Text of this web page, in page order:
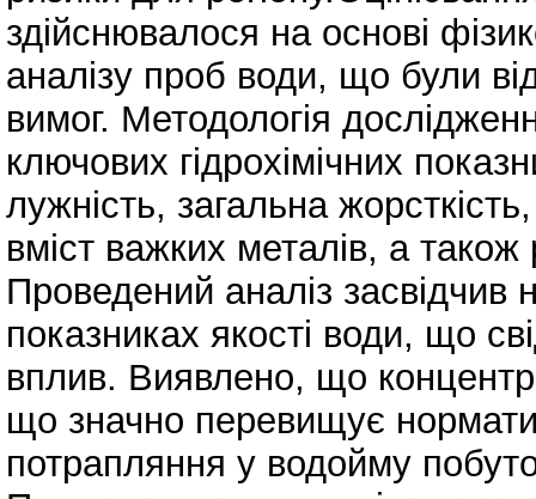
здійснювалося на основі
аналізу проб води, що були
вимог. Методологія
ключових гідрохімічних
лужність, загальна
вміст важких металів, а також
Проведений аналіз засвідчив
показниках якості води, що
вплив. Виявлено, що
що значно перевищує
потрапляння у водойму